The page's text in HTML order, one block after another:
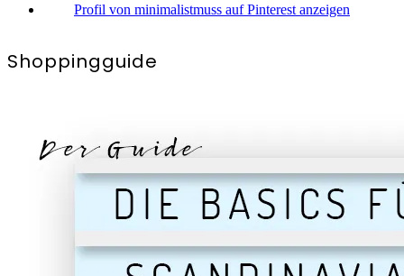
Profil von minimalistmuss auf Pinterest anzeigen
Shoppingguide